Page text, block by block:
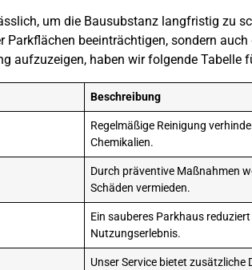
um die Bausubstanz langfristig zu
beeinträchtigen, sondern
aufzuzeigen, haben wir folgende Tabelle
Beschreibung
Regelmäßige Reinigung
Chemikalien.
Durch präventive Maßnahmen
Schäden vermieden.
Ein sauberes Parkhaus
Nutzungserlebnis.
Unser Service bietet